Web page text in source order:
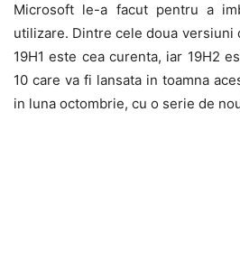
Microsoft le-a facut pentru a
utilizare. Dintre cele doua versiuni
19H1 este cea curenta, iar 19H2
10 care va fi lansata in toamna
in luna octombrie, cu o serie de